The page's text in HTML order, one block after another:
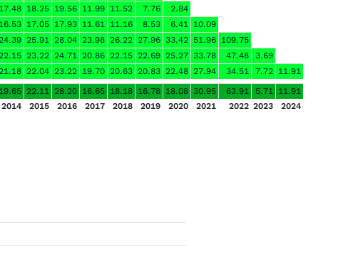
17.48 18.25 19.56 11.99 11.52 7.76
2.84
16.53 17.05 17.93 11.61 11.16 8.53 6.41 10.09
24.39 25.91 28.04 23.98 26.22 27.96 33.42 51.96 109.75
22.15 23.22 24.71 20.86 22.15 22.69 25.27 33.78 47.48
3.69
21.18 22.04 23.22 19.70 20.63 20.83 22.48 27.94 34.51 7.72 11.91
19.65 22.11 28.20 16.65 18.18 16.78 18.08 30.95 63.91 5.71 11.91
2014 2015 2016 2017 2018 2019 2020 2021 2022 2023 2024